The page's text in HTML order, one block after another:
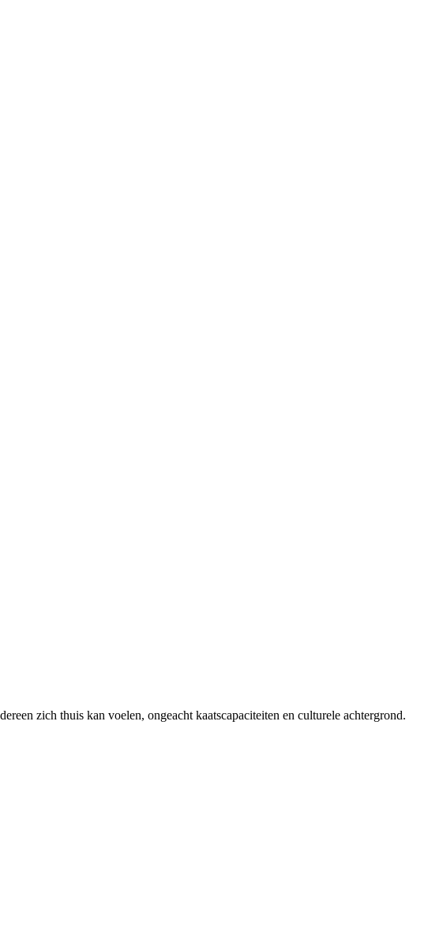
zich thuis kan voelen, ongeacht kaatscapaciteiten en culturele achtergrond.